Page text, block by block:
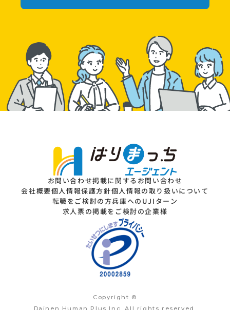
お問い合わせ掲載に関するお問い合わせ
会社概要個人情報保護方針個人情報の取り扱いについて
転職をご検討の方兵庫へのUJIターン
求人票の掲載をご検討の企業様
Copyright ©
Dainen Human Plus Inc. All rights reserved.